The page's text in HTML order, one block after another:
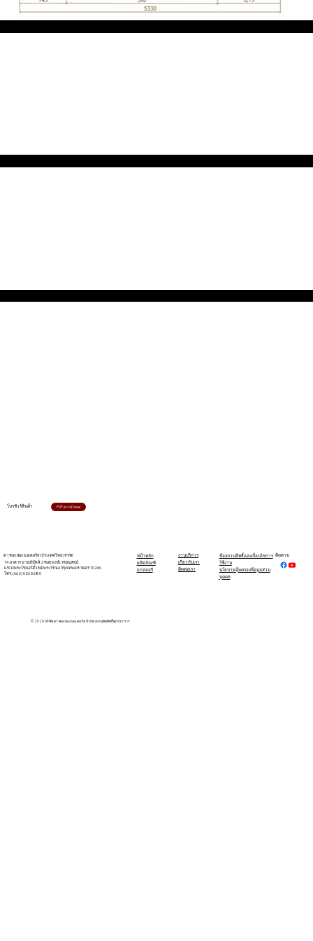
โบรชัวร์สินค้า PDF ดาวน์โหลด
ดา ชอง ฮอง มอเตอร์ส (ประเทศไทย) จำกัด
14 อาคาร นานมีบุ๊คส์ 2 ซอย พงษ์เวชอนุสรณ์
แขวงพระโขนงใต้ เขตพระโขนง กรุงเทพมหานคร 10260
โทร. (662) 026 5280
หน้าหลัก
ผลิตภัณฑ์
แกลลอรี่
งานบริการ
เกี่ยวกับเรา
ติดต่อเรา
ข้อสงวนสิทธิ์และเงื่อนไขการ
ใช้งาน
นโยบายคุ้มครองข้อมูลส่วน
บุคคล
ติดตาม
© 2026 บริษัท ดา ชอง ฮอง มอเตอร์ส จำกัด สงวนลิขสิทธิ์ทุกประการ